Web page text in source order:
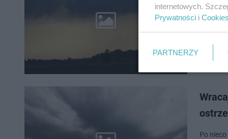
Po
internetowych.
Prywatności i Cookies
PARTNERZY